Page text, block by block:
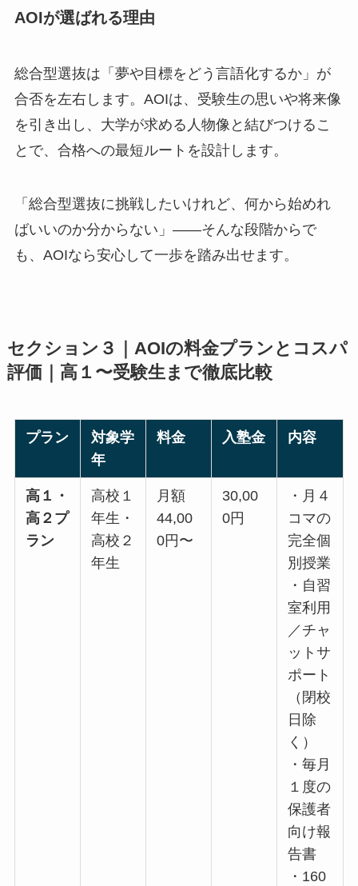
AOIが選ばれる理由
総合型選抜は「夢や目標をどう言語化するか」が
合否を左右します。AOIは、受験生の思いや将来像
を引き出し、大学が求める人物像と結びつけるこ
とで、合格への最短ルートを設計します。
「総合型選抜に挑戦したいけれど、何から始めれ
ばいいのか分からない」――そんな段階からで
も、AOIなら安心して一歩を踏み出せます。
セクション３｜AOIの料金プランとコスパ
評価｜高１〜受験生まで徹底比較
プラン
対象学
年
料金 入塾金 内容
高１・
高２プ
ラン
高校１
年生・
高校２
年生
月額
44,00
0円〜
30,00
0円
・月４
コマの
完全個
別授業
・自習
室利用
／チャ
ットサ
ポート
（閉校
日除
く）
・毎月
１度の
保護者
向け報
告書
・160